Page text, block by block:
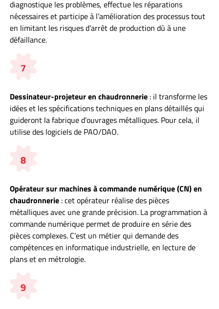
diagnostique les problèmes, effectue les réparations
nécessaires et participe à l’amélioration des processus tout
en limitant les risques d’arrêt de production dû à une
défaillance.
7
Dessinateur-projeteur en chaudronnerie : il transforme les
idées et les spécifications techniques en plans détaillés qui
guideront la fabrique d’ouvrages métalliques. Pour cela, il
utilise des logiciels de PAO/DAO.
8
Opérateur sur machines à commande numérique (CN) en
chaudronnerie : cet opérateur réalise des pièces
métalliques avec une grande précision. La programmation à
commande numérique permet de produire en série des
pièces complexes. C’est un métier qui demande des
compétences en informatique industrielle, en lecture de
plans et en métrologie.
9